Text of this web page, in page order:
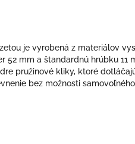
je vyrobená z materiálov
52 mm a štandardnú hrúbku 11
pružinové kliky, ktoré
bez možnosti